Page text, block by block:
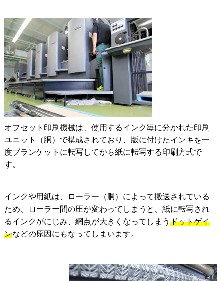
オフセット印刷機械は、使用するインク毎に分かれた印刷
ユニット（胴）で構成されており、版に付けたインキを一
度ブランケットに転写してから紙に転写する印刷方式で
す。
インクや用紙は、ローラー（胴）によって搬送されている
ため、ローラー間の圧が変わってしまうと、紙に転写され
るインクがにじみ、網点が大きくなってしまう ドットゲイ
ンなどの原因にもなってしまいます。